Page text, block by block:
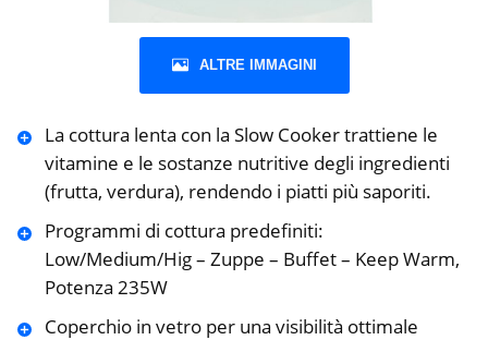
ALTRE IMMAGINI
La cottura lenta con la Slow Cooker trattiene le
vitamine e le sostanze nutritive degli ingredienti
(frutta, verdura), rendendo i piatti più saporiti.
Programmi di cottura predefiniti:
Low/Medium/Hig – Zuppe – Buffet – Keep Warm,
Potenza 235W
Coperchio in vetro per una visibilità ottimale